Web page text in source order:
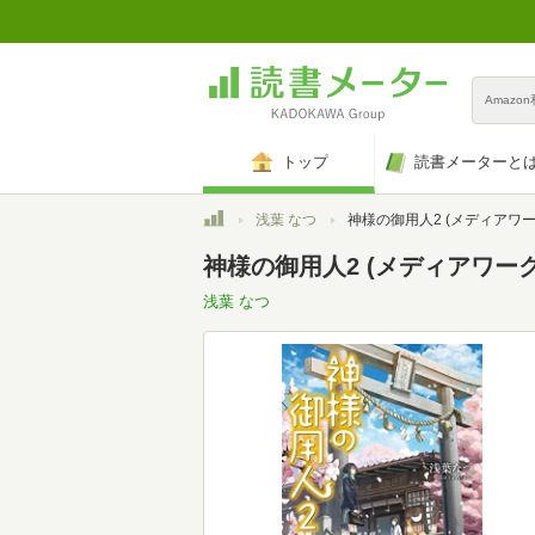
Amazon
トップ 読書メーターと
トップ浅葉 なつ 神様の御用人2 (メディアワー
神様の御用人2 (メディアワー
浅葉 なつ